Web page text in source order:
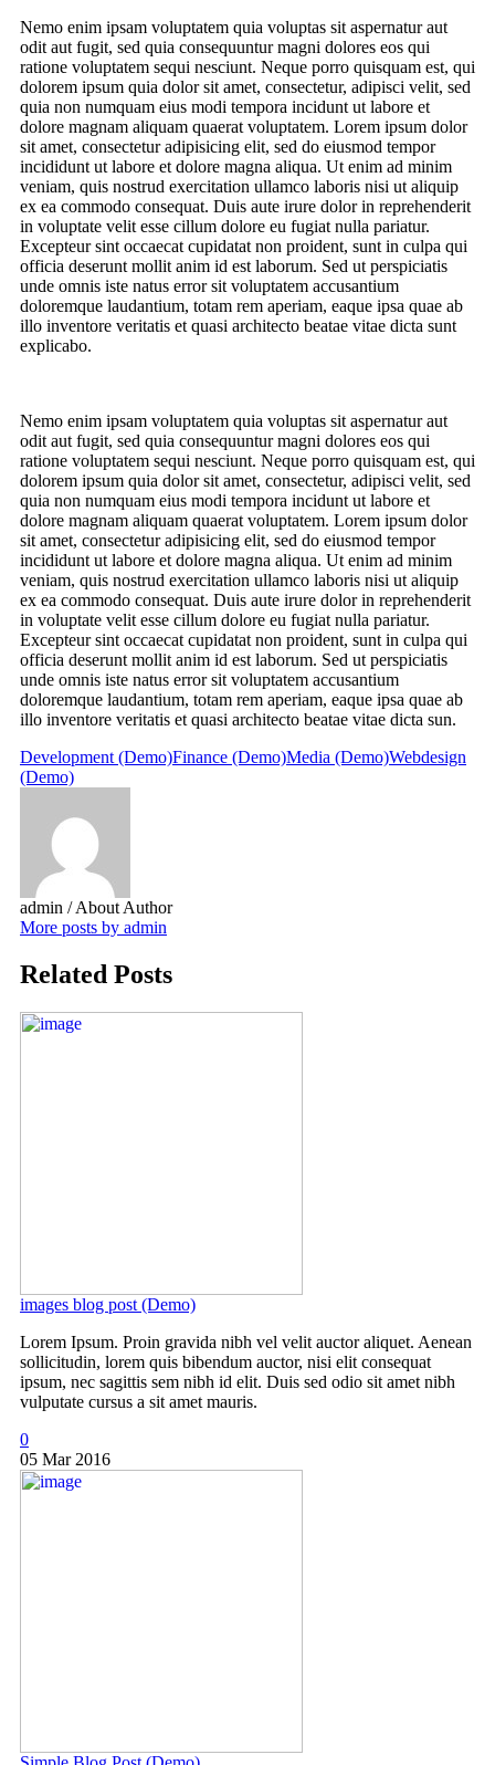
Nemo enim ipsam voluptatem quia voluptas sit aspernatur aut
odit aut fugit, sed quia consequuntur magni dolores eos qui
ratione voluptatem sequi nesciunt. Neque porro quisquam est, qui
dolorem ipsum quia dolor sit amet, consectetur, adipisci velit, sed
quia non numquam eius modi tempora incidunt ut labore et
dolore magnam aliquam quaerat voluptatem. Lorem ipsum dolor
sit amet, consectetur adipisicing elit, sed do eiusmod tempor
incididunt ut labore et dolore magna aliqua. Ut enim ad minim
veniam, quis nostrud exercitation ullamco laboris nisi ut aliquip
ex ea commodo consequat. Duis aute irure dolor in reprehenderit
in voluptate velit esse cillum dolore eu fugiat nulla pariatur.
Excepteur sint occaecat cupidatat non proident, sunt in culpa qui
officia deserunt mollit anim id est laborum. Sed ut perspiciatis
unde omnis iste natus error sit voluptatem accusantium
doloremque laudantium, totam rem aperiam, eaque ipsa quae ab
illo inventore veritatis et quasi architecto beatae vitae dicta sunt
explicabo.
Nemo enim ipsam voluptatem quia voluptas sit aspernatur aut
odit aut fugit, sed quia consequuntur magni dolores eos qui
ratione voluptatem sequi nesciunt. Neque porro quisquam est, qui
dolorem ipsum quia dolor sit amet, consectetur, adipisci velit, sed
quia non numquam eius modi tempora incidunt ut labore et
dolore magnam aliquam quaerat voluptatem. Lorem ipsum dolor
sit amet, consectetur adipisicing elit, sed do eiusmod tempor
incididunt ut labore et dolore magna aliqua. Ut enim ad minim
veniam, quis nostrud exercitation ullamco laboris nisi ut aliquip
ex ea commodo consequat. Duis aute irure dolor in reprehenderit
in voluptate velit esse cillum dolore eu fugiat nulla pariatur.
Excepteur sint occaecat cupidatat non proident, sunt in culpa qui
officia deserunt mollit anim id est laborum. Sed ut perspiciatis
unde omnis iste natus error sit voluptatem accusantium
doloremque laudantium, totam rem aperiam, eaque ipsa quae ab
illo inventore veritatis et quasi architecto beatae vitae dicta sun.
Development (Demo)Finance (Demo)Media (Demo)Webdesign
(Demo)
admin / About Author
More posts by admin
Related Posts
images blog post (Demo)
Lorem Ipsum. Proin gravida nibh vel velit auctor aliquet. Aenean
sollicitudin, lorem quis bibendum auctor, nisi elit consequat
ipsum, nec sagittis sem nibh id elit. Duis sed odio sit amet nibh
vulputate cursus a sit amet mauris.
0
05 Mar 2016